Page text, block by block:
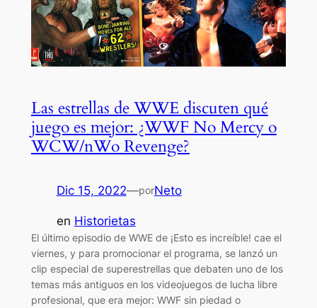
Las estrellas de WWE discuten qué
juego es mejor: ¿WWF No Mercy o
WCW/nWo Revenge?
Dic 15, 2022—porNeto
en Historietas
El último episodio de WWE de ¡Esto es increíble! cae el
viernes, y para promocionar el programa, se lanzó un
clip especial de superestrellas que debaten uno de los
temas más antiguos en los videojuegos de lucha libre
profesional, que era mejor: WWF sin piedad o